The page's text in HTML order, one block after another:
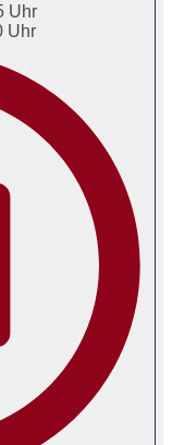
Uhr
Uhr